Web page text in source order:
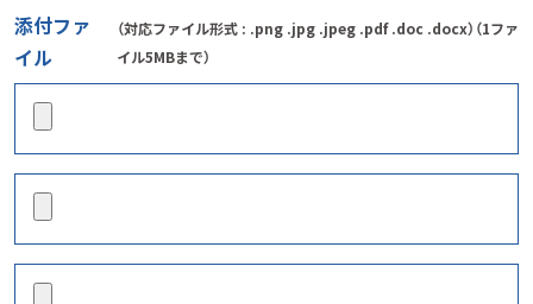
添付ファ
イル
（対応ファイル形式 : .png .jpg .jpeg .pdf .doc .docx）（1ファ
イル5MBまで）